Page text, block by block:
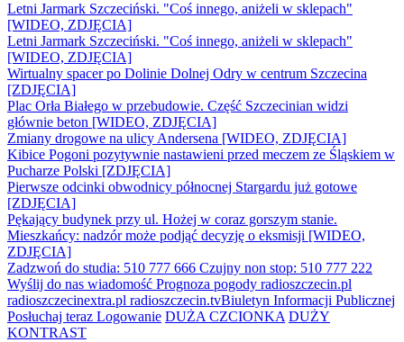
Letni Jarmark Szczeciński. "Coś innego, aniżeli w sklepach"
[WIDEO, ZDJĘCIA]
Letni Jarmark Szczeciński. "Coś innego, aniżeli w sklepach"
[WIDEO, ZDJĘCIA]
Wirtualny spacer po Dolinie Dolnej Odry w centrum Szczecina
[ZDJĘCIA]
Plac Orła Białego w przebudowie. Część Szczecinian widzi
głównie beton [WIDEO, ZDJĘCIA]
Zmiany drogowe na ulicy Andersena [WIDEO, ZDJĘCIA]
Kibice Pogoni pozytywnie nastawieni przed meczem ze Śląskiem w
Pucharze Polski [ZDJĘCIA]
Pierwsze odcinki obwodnicy północnej Stargardu już gotowe
[ZDJĘCIA]
Pękający budynek przy ul. Hożej w coraz gorszym stanie.
Mieszkańcy: nadzór może podjąć decyzję o eksmisji [WIDEO,
ZDJĘCIA]
Zadzwoń do studia: 510 777 666 Czujny non stop: 510 777 222
Wyślij do nas wiadomość Prognoza pogody radioszczecin.pl
radioszczecinextra.pl radioszczecin.tvBiuletyn Informacji Publicznej
Posłuchaj teraz Logowanie DUŻA CZCIONKA DUŻY
KONTRAST